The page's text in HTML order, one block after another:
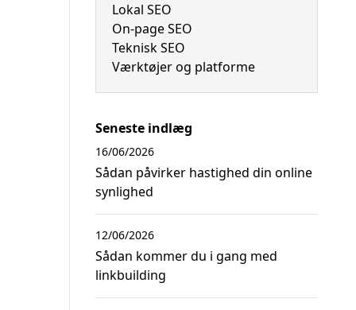
Lokal SEO
On-page SEO
Teknisk SEO
Værktøjer og platforme
Seneste indlæg
Sådan påvirker hastighed din online
synlighed
16/06/2026
Sådan kommer du i gang med
linkbuilding
12/06/2026